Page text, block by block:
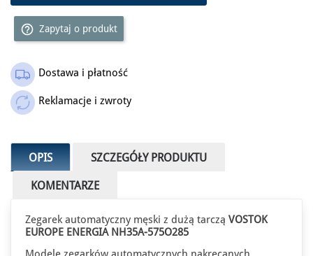
help_outline Zapytaj o produkt
Dostawa i płatność
Reklamacje i zwroty
OPIS SZCZEGÓŁY PRODUKTU
KOMENTARZE
Zegarek automatyczny męski z dużą tarczą VOSTOK
EUROPE ENERGIA NH35A-575O285